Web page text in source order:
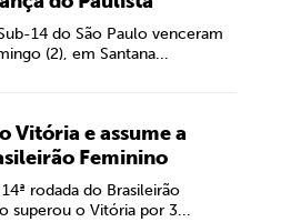
14 do São Paulo venceram
(2), em Santana...
Vitória e assume a
Feminino
rodada do Brasileirão
superou o Vitória por 3...